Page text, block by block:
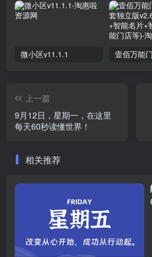
微小区v11.1.1
上一篇
9月12日，星期一，在这里
每天60秒读懂世界！
相关推荐